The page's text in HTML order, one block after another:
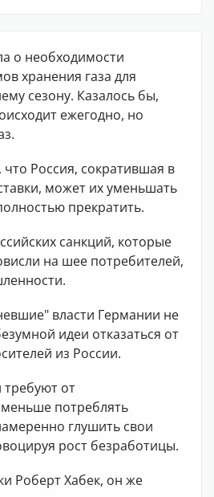
о необходимости
хранения газа для
сезону. Казалось бы,
ежегодно, но
Россия, сократившая в
может их уменьшать
прекратить.
санкций, которые
на шее потребителей,
власти Германии не
идеи отказаться от
из России.
требуют от
потреблять
глушить свои
рост безработицы.
Роберт Хабек, он же